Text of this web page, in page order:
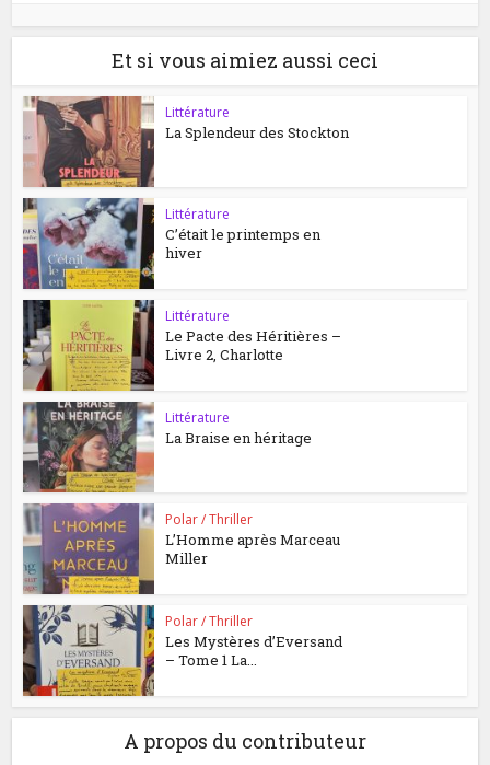
Et si vous aimiez aussi ceci
Littérature
La Splendeur des Stockton
Littérature
C’était le printemps en
hiver
Littérature
Le Pacte des Héritières –
Livre 2, Charlotte
Littérature
La Braise en héritage
Polar / Thriller
L’Homme après Marceau
Miller
Polar / Thriller
Les Mystères d’Eversand
– Tome 1 La...
A propos du contributeur